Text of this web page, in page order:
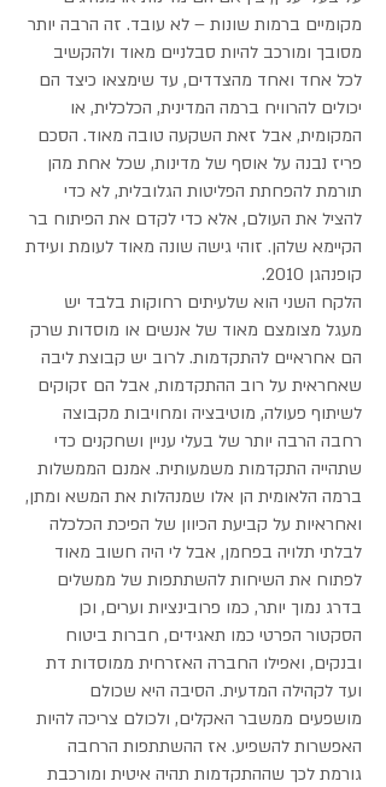
מקומיים ברמות שונות – לא עובד. זה הרבה יותר
מסובך ומורכב להיות סבלניים מאוד ולהקשיב
לכל אחד ואחד מהצדדים, עד שימצאו כיצד הם
יכולים להרוויח ברמה המדינית, הכלכלית, או
המקומית, אבל זאת השקעה טובה מאוד. הסכם
פריז נבנה על אוסף של מדינות, שכל אחת מהן
תורמת להפחתת הפליטות הגלובלית, לא כדי
להציל את העולם, אלא כדי לקדם את הפיתוח בר
הקיימא שלהן. זוהי גישה שונה מאוד לעומת ועידת
קופנהגן 2010.
הלקח השני הוא שלעיתים רחוקות בלבד יש
מעגל מצומצם מאוד של אנשים או מוסדות שרק
הם אחראיים להתקדמות. לרוב יש קבוצת ליבה
שאחראית על רוב ההתקדמות, אבל הם זקוקים
לשיתוף פעולה, מוטיבציה ומחויבות מקבוצה
רחבה הרבה יותר של בעלי עניין ושחקנים כדי
שתהייה התקדמות משמעותית. אמנם הממשלות
ברמה הלאומית הן אלו שמנהלות את המשא ומתן,
ואחראיות על קביעת הכיוון של הפיכת הכלכלה
לבלתי תלויה בפחמן, אבל לי היה חשוב מאוד
לפתוח את השיחות להשתתפות של ממשלים
בדרג נמוך יותר, כמו פרובינציות וערים, וכן
הסקטור הפרטי כמו תאגידים, חברות ביטוח
ובנקים, ואפילו החברה האזרחית ממוסדות דת
ועד לקהילה המדעית. הסיבה היא שכולם
מושפעים ממשבר האקלים, ולכולם צריכה להיות
האפשרות להשפיע. אז ההשתתפות הרחבה
גורמת לכך שההתקדמות תהיה איטית ומורכבת